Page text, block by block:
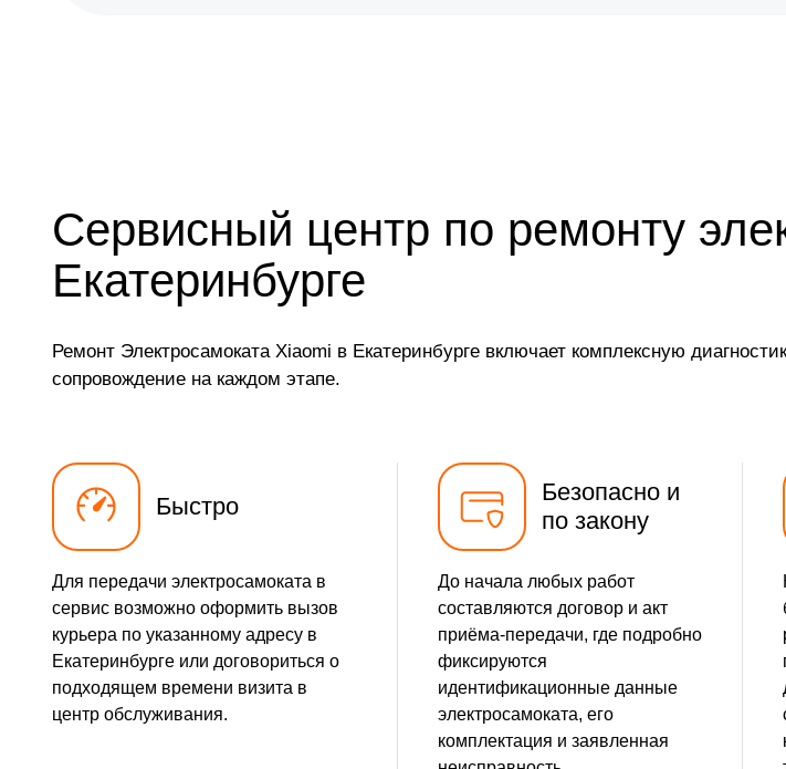
Сервисный центр по ремонту
Екатеринбурге
Ремонт Электросамоката Xiaomi в Екатеринбурге включает комплексную
сопровождение на каждом этапе.
Быстро
Для передачи электросамоката в
сервис возможно оформить вызов
курьера по указанному адресу в
Екатеринбурге или договориться о
подходящем времени визита в
центр обслуживания.
Безопасно и
по закону
До начала любых работ
составляются договор и акт
приёма-передачи, где подробно
фиксируются
идентификационные данные
электросамоката, его
комплектация и заявленная